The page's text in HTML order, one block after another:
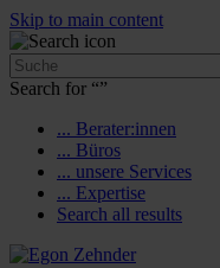
Skip to main content
Search for “”
... Berater:innen
... Büros
... unsere Services
... Expertise
Search all results